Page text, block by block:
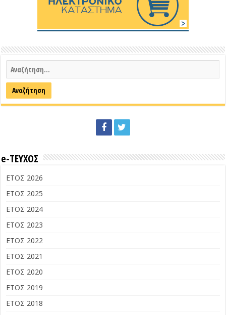
e-ΤΕΥΧΟΣ
ΕΤΟΣ 2026
ΕΤΟΣ 2025
ΕΤΟΣ 2024
ΕΤΟΣ 2023
ΕΤΟΣ 2022
ΕΤΟΣ 2021
ΕΤΟΣ 2020
ΕΤΟΣ 2019
ΕΤΟΣ 2018